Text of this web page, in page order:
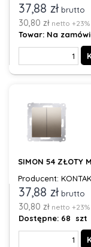
37,88 zł brutto
30,80 zł netto +23%
Towar: Na
SIMON 54 ZŁOTY
Producent:
37,88 zł brutto
30,80 zł netto +23%
Dostępne: 68 szt